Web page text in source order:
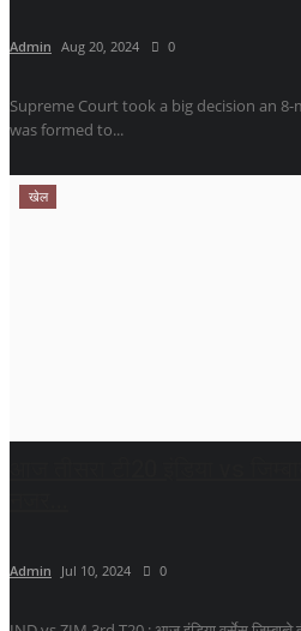
Admin Aug 20, 2024 0
Supreme Court took a big decision an
was formed to...
खेल
Admin Jul 10, 2024 0